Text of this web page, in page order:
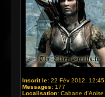
Inscrit le: 22 Fév 2012, 12:45
Messages: 177
Localisation: Cabane d'Anise